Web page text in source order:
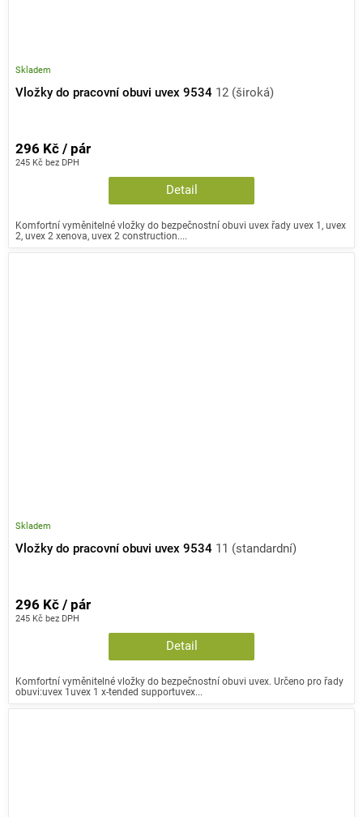
Vložky do pracovní obuvi uvex 9534 12 (široká)
Skladem
245 Kč bez DPH
296 Kč / pár
Detail
Komfortní vyměnitelné vložky do bezpečnostní obuvi uvex řady uvex 1, uvex
2, uvex 2 xenova, uvex 2 construction....
Vložky do pracovní obuvi uvex 9534 11 (standardní)
Skladem
245 Kč bez DPH
296 Kč / pár
Detail
Komfortní vyměnitelné vložky do bezpečnostní obuvi uvex. Určeno pro řady
obuvi:uvex 1uvex 1 x-tended supportuvex...